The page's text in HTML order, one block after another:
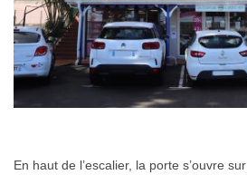
En haut de l’escalier, la porte s’ouvre sur